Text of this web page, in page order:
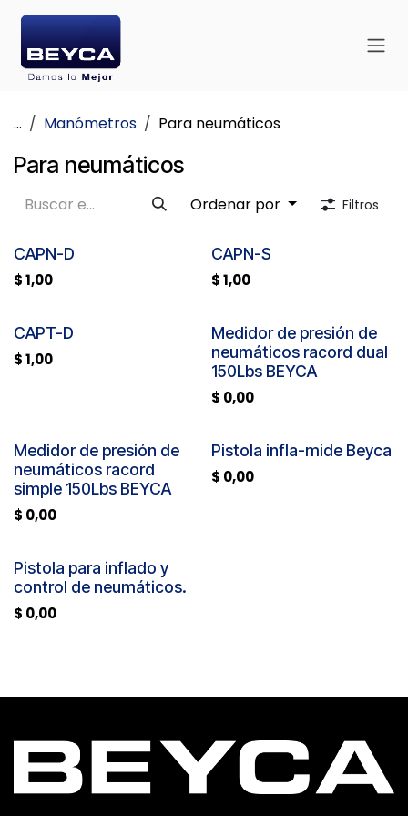
Ir al contenido
... Manómetros Para neumáticos
Para neumáticos
Ordenar por Filtros
CAPN-D
$1,00
CAPN-S
$1,00
CAPT-D
$1,00
Medidor de presión de
neumáticos racord dual
150Lbs BEYCA
$ 0,00
Medidor de presión de
neumáticos racord
simple 150Lbs BEYCA
$ 0,00
Pistola infla-mide Beyca
$ 0,00
Pistola para inflado y
control de neumáticos.
$ 0,00